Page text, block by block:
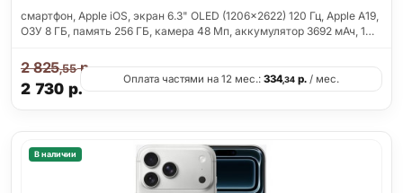
смартфон, Apple iOS, экран 6.3" OLED (1206x2622) 120 Гц, Apple A19,
ОЗУ 8 ГБ, память 256 ГБ, камера 48 Мп, аккумулятор 3692 мАч, 1…
2 730 р.
2 825,55р.
Оплата частями на 12 мес.: 334,34 р. / мес.
В наличии